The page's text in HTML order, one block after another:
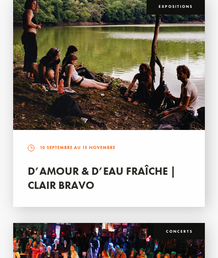
EXPOSITIONS
10 SEPTEMBRE AU 15 NOVEMBRE
D’AMOUR & D’EAU FRAÎCHE |
CLAIR BRAVO
CONCERTS